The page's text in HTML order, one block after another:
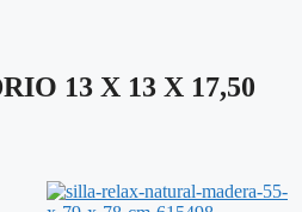
13 X 13 X 17,50